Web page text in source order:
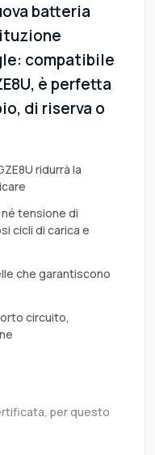
batteria
compatibile
è perfetta
di riserva o
ridurrà la
tensione di
cicli di carica e
che garantiscono
circuito,
per questo